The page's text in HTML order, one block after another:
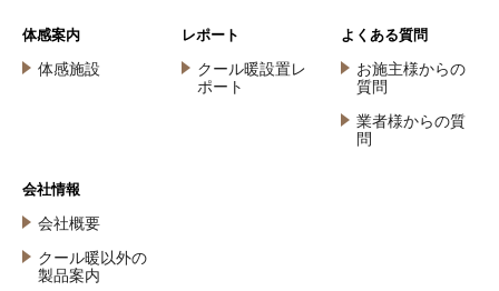
体感案内
体感施設
レポート
クール暖設置レ
ポート
よくある質問
お施主様からの
質問
業者様からの質
問
会社情報
会社概要
クール暖以外の
製品案内